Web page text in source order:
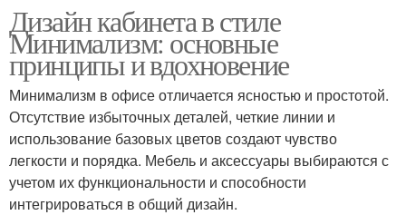
Дизайн кабинета в стиле
Минимализм: основные
принципы и вдохновение
Минимализм в офисе отличается ясностью и простотой.
Отсутствие избыточных деталей, четкие линии и
использование базовых цветов создают чувство
легкости и порядка. Мебель и аксессуары выбираются с
учетом их функциональности и способности
интегрироваться в общий дизайн.